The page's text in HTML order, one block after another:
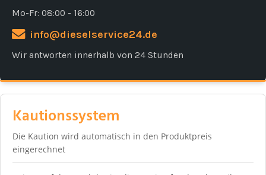
Mo-Fr: 08:00 - 16:00
info@dieselservice24.de
Wir antworten innerhalb von 24 Stunden
Kautionssystem
Die Kaution wird automatisch in den Produktpreis
eingerechnet